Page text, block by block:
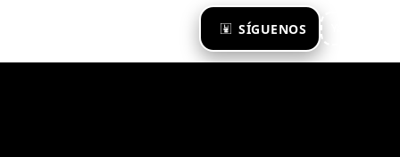
SÍGUENOS